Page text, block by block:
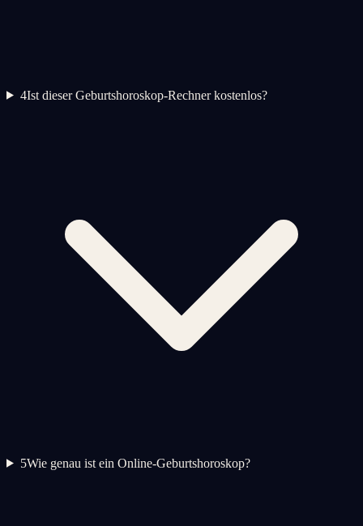
4Ist dieser Geburtshoroskop-Rechner kostenlos?
5Wie genau ist ein Online-Geburtshoroskop?